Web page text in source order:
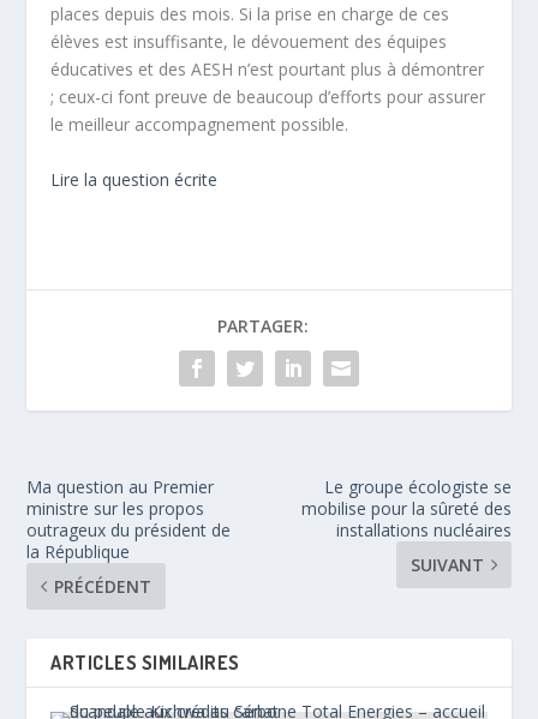
places depuis des mois. Si la prise en charge de ces
élèves est insuffisante, le dévouement des équipes
éducatives et des AESH n’est pourtant plus à démontrer
; ceux-ci font preuve de beaucoup d’efforts pour assurer
le meilleur accompagnement possible.
Lire la question écrite
PARTAGER:
Ma question au Premier
ministre sur les propos
outrageux du président de
la République
PRÉCÉDENT
Le groupe écologiste se
mobilise pour la sûreté des
installations nucléaires
SUIVANT
ARTICLES SIMILAIRES